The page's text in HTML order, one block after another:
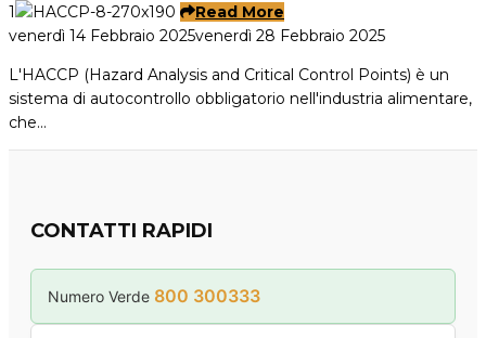
1
Read More
venerdì 14 Febbraio 2025venerdì 28 Febbraio 2025
L'HACCP (Hazard Analysis and Critical Control Points) è un
sistema di autocontrollo obbligatorio nell'industria alimentare,
che…
CONTATTI RAPIDI
Numero Verde 800 300333